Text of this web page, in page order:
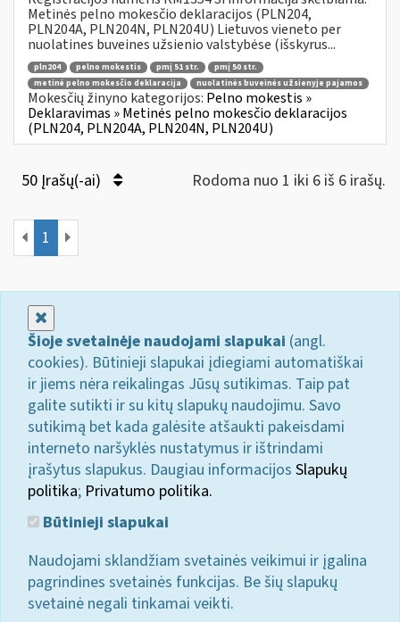
Metinės pelno mokesčio deklaracijos (PLN204,
PLN204A, PLN204N, PLN204U) Lietuvos vieneto per
nuolatines buveines užsienio valstybėse (išskyrus...
pln204 pelno mokestis pmį 51 str.
pmį 50 str.
metinė pelno mokesčio deklaracija
nuolatinės buveinės užsienyje pajamos
Mokesčių žinyno kategorijos: Pelno mokestis »
Deklaravimas » Metinės pelno mokesčio deklaracijos
(PLN204, PLN204A, PLN204N, PLN204U)
50 Įrašų(-ai) Rodoma nuo 1 iki 6 iš 6 irašų.
1
Šioje svetainėje naudojami slapukai (angl.
cookies). Būtinieji slapukai įdiegiami automatiškai
ir jiems nėra reikalingas Jūsų sutikimas. Taip pat
galite sutikti ir su kitų slapukų naudojimu. Savo
sutikimą bet kada galėsite atšaukti pakeisdami
interneto naršyklės nustatymus ir ištrindami
įrašytus slapukus. Daugiau informacijos Slapukų
politika; Privatumo politika.
Būtinieji slapukai
Naudojami sklandžiam svetainės veikimui ir įgalina
pagrindines svetainės funkcijas. Be šių slapukų
svetainė negali tinkamai veikti.